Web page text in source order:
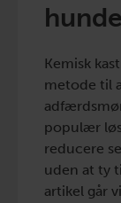
Kemisk
metode til
populær
reducere
uden at ty
artikel går